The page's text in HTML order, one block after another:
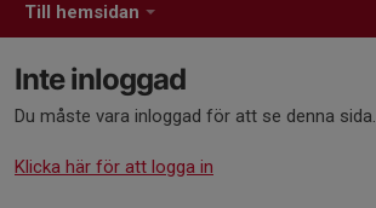
Till hemsidan
Inte inloggad
Du måste vara inloggad för att se denna sida.
Klicka här för att logga in